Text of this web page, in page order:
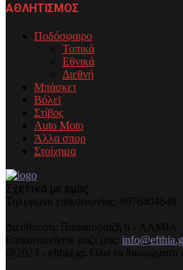
ΑΘΛΗΤΙΣΜΟΣ
Ποδόσφαιρο
Τοπικά
Εθνικά
Διεθνή
Μπάσκετ
Βόλεϊ
Στίβος
Auto Moto
Άλλα σπορ
Στοίχημα
Σχετικά με εμάς
Τηλέφωνo επικοινωνίας: 6976404646
Διεύθυνση: Παπακυριαζή 6 - ΛΑΜΙΑ
Επικοινωνήστε μαζί μας:
@2023 - efthia.gr. Όλα τα δικαιώματα